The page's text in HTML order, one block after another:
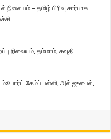
– தமிழ் பிரிவு சார்பாக
நிலையம், தம்மாம், சவுதி
கேம்ப் பள்ளி, அல் ஜுபைல்,